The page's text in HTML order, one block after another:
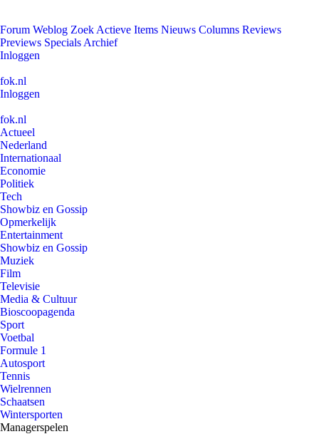
Forum Weblog Zoek Actieve Items Nieuws Columns Reviews
Previews Specials Archief
Inloggen
fok.nl
Inloggen
fok.nl
Actueel
Nederland
Internationaal
Economie
Politiek
Tech
Showbiz en Gossip
Opmerkelijk
Entertainment
Showbiz en Gossip
Muziek
Film
Televisie
Media & Cultuur
Bioscoopagenda
Sport
Voetbal
Formule 1
Autosport
Tennis
Wielrennen
Schaatsen
Wintersporten
Managerspelen